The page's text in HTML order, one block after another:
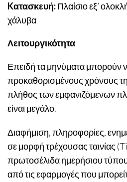
Kατασκευή:Πλαίσιο εξ’
χάλυβα
Λειτουργικότητα
Επειδή τα μηνύματα μπορούν
προκαθορισμένους χρόνους
πλήθος των εμφανιζόμενων
είναι μεγάλο.
Διαφήμιση, πληροφορίες,
σε μορφή τρέχουσας ταινίας
πρωτοσέλιδα ημερήσιου τύπου
από τις εφαρμογές που